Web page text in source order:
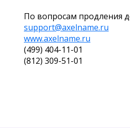
По вопросам продления
support@axelname.ru
www.axelname.ru
(499) 404-11-01
(812) 309-51-01